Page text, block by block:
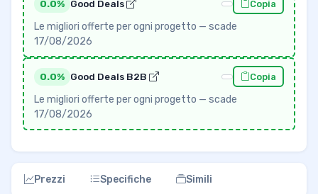
0.0% Good Deals Copia
Le migliori offerte per ogni progetto — scade
17/08/2026
0.0% Good Deals B2B Copia
Le migliori offerte per ogni progetto — scade
17/08/2026
Prezzi Specifiche Simili